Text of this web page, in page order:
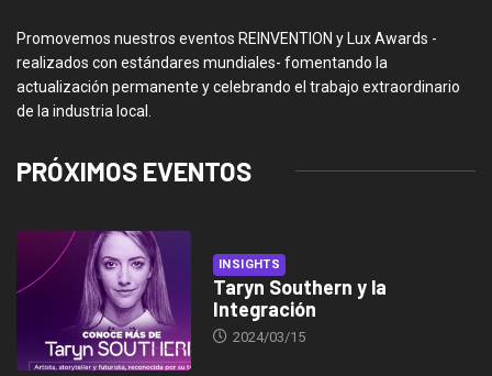
Promovemos nuestros eventos REINVENTION y Lux Awards -
realizados con estándares mundiales- fomentando la
actualización permanente y celebrando el trabajo extraordinario
de la industria local.
PRÓXIMOS EVENTOS
INSIGHTS
Taryn Southern y la
Integración
2024/03/15